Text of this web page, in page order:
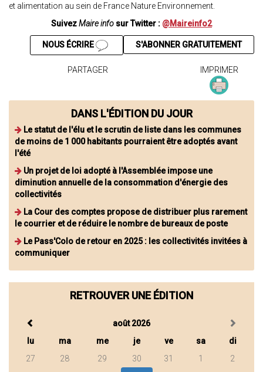
et alimentation au sein de France Nature Environnement.
SuivezMaire info sur Twitter : @Maireinfo2
S'ABONNER GRATUITEMENT
NOUS ÉCRIRE
PARTAGER IMPRIMER
DANS L'ÉDITION DU JOUR
Le statut de l'élu et le scrutin de liste dans les communes
de moins de 1 000 habitants pourraient être adoptés avant
l'été
Un projet de loi adopté à l'Assemblée impose une
diminution annuelle de la consommation d'énergie des
collectivités
La Cour des comptes propose de distribuer plus rarement
le courrier et de réduire le nombre de bureaux de poste
Le Pass'Colo de retour en 2025 : les collectivités invitées à
communiquer
RETROUVER UNE ÉDITION
août 2026
lu
ma me je ve sa
di
27
28 29 30 31 1
2